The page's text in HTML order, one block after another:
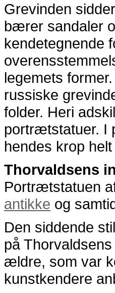
Grevinden
bærer sandaler
kendetegnende
legemets
russiske
folder. Heri
portrætstatuer. I
hendes krop
Thorvaldsens
Portrætstatuen
antikke og
Den siddende
på
ældre, som var
kunstkendere